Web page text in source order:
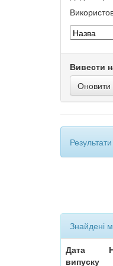
Вивести
Знайдені
Дата
випуску